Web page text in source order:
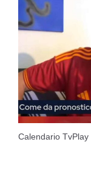
Calendario TvPlay